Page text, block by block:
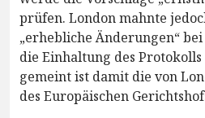
prüfen. London mahnte
„erhebliche Änderungen“
die Einhaltung des
gemeint ist damit die von
des Europäischen